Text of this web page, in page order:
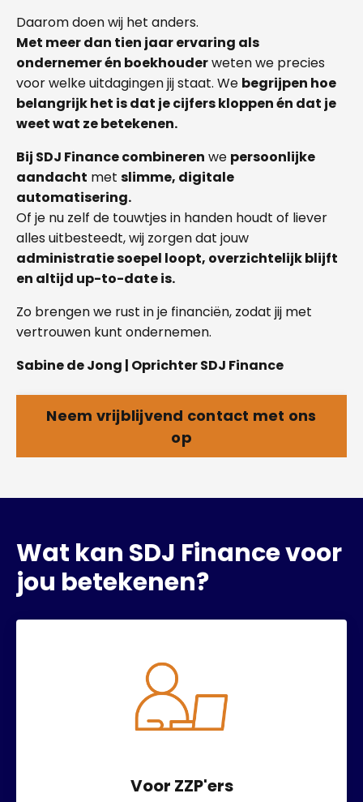
Daarom doen wij het anders.
Met meer dan tien jaar ervaring als
ondernemer én boekhouderweten we precies
voor welke uitdagingen jij staat. We begrijpen hoe
belangrijk het is dat je cijfers kloppen én dat je
weet wat ze betekenen.
Bij SDJ Finance combineren we persoonlijke
aandacht met slimme, digitale
automatisering.
Of je nu zelf de touwtjes in handen houdt of liever
alles uitbesteedt, wij zorgen dat jouw
administratie soepel loopt, overzichtelijk blijft
en altijd up-to-date is.
Zo brengen we rust in je financiën, zodat jij met
vertrouwen kunt ondernemen.
Sabine de Jong | Oprichter SDJ Finance
Neem vrijblijvend contact met ons
op
Wat kan SDJ Finance voor
jou betekenen?
Voor ZZP'ers